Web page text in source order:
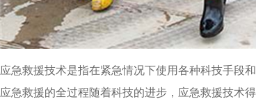
应急救援技术是指在紧急情况下使用各种科技手段
应急救援的全过程随着科技的进步，应急救援技术